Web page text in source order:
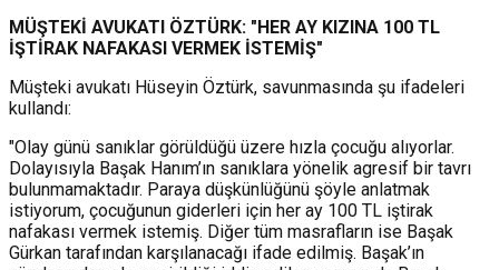
MÜŞTEKİ AVUKATI ÖZTÜRK: "HER AY KIZINA 100 TL
İŞTİRAK NAFAKASI VERMEK İSTEMİŞ"
Müşteki avukatı Hüseyin Öztürk, savunmasında şu ifadeleri
kullandı:
"Olay günü sanıklar görüldüğü üzere hızla çocuğu alıyorlar.
Dolayısıyla Başak Hanım’ın sanıklara yönelik agresif bir tavrı
bulunmamaktadır. Paraya düşkünlüğünü şöyle anlatmak
istiyorum, çocuğunun giderleri için her ay 100 TL iştirak
nafakası vermek istemiş. Diğer tüm masrafların ise Başak
Gürkan tarafından karşılanacağı ifade edilmiş. Başak’ın